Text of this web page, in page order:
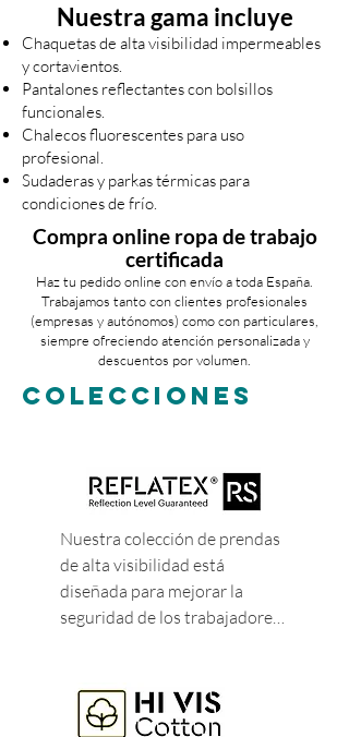
Nuestra gama incluye
Chaquetas de alta visibilidad impermeables
y cortavientos.
Pantalones reflectantes con bolsillos
funcionales.
Chalecos fluorescentes para uso
profesional.
Sudaderas y parkas térmicas para
condiciones de frío.
Compra online ropa de trabajo
certificada
Haz tu pedido online con envío a toda España.
Trabajamos tanto con clientes profesionales
(empresas y autónomos) como con particulares,
siempre ofreciendo atención personalizada y
descuentos por volumen.
COLECCIONES
Nuestra colección de prendas
de alta visibilidad está
diseñada para mejorar la
seguridad de los trabajadores
sin costuras utiliza tecnología
de cintas segmentadas